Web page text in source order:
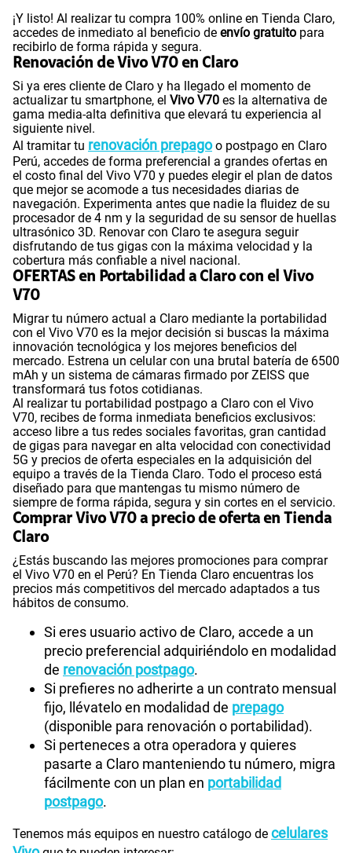
¡Y listo! Al realizar tu compra 100% online en Tienda Claro,
accedes de inmediato al beneficio de envío gratuito para
recibirlo de forma rápida y segura.
Renovación de Vivo V70 en Claro
Si ya eres cliente de Claro y ha llegado el momento de
actualizar tu smartphone, el Vivo V70 es la alternativa de
gama media-alta definitiva que elevará tu experiencia al
siguiente nivel.
Al tramitar tu renovación prepagoo postpago en Claro
Perú, accedes de forma preferencial a grandes ofertas en
el costo final del Vivo V70 y puedes elegir el plan de datos
que mejor se acomode a tus necesidades diarias de
navegación. Experimenta antes que nadie la fluidez de su
procesador de 4 nm y la seguridad de su sensor de huellas
ultrasónico 3D. Renovar con Claro te asegura seguir
disfrutando de tus gigas con la máxima velocidad y la
cobertura más confiable a nivel nacional.
OFERTAS en Portabilidad a Claro con el Vivo
V70
Migrar tu número actual a Claro mediante la portabilidad
con el Vivo V70 es la mejor decisión si buscas la máxima
innovación tecnológica y los mejores beneficios del
mercado. Estrena un celular con una brutal batería de 6500
mAh y un sistema de cámaras firmado por ZEISS que
transformará tus fotos cotidianas.
Al realizar tu portabilidad postpago a Claro con el Vivo
V70, recibes de forma inmediata beneficios exclusivos:
acceso libre a tus redes sociales favoritas, gran cantidad
de gigas para navegar en alta velocidad con conectividad
5G y precios de oferta especiales en la adquisición del
equipo a través de la Tienda Claro. Todo el proceso está
diseñado para que mantengas tu mismo número de
siempre de forma rápida, segura y sin cortes en el servicio.
Comprar Vivo V70 a precio de oferta en Tienda
Claro
¿Estás buscando las mejores promociones para comprar
el Vivo V70 en el Perú? En Tienda Claro encuentras los
precios más competitivos del mercado adaptados a tus
hábitos de consumo.
Si eres usuario activo de Claro, accede a un
precio preferencial adquiriéndolo en modalidad
de renovación postpago.
Si prefieres no adherirte a un contrato mensual
fijo, llévatelo en modalidad de prepago
(disponible para renovación o portabilidad).
Si perteneces a otra operadora y quieres
pasarte a Claro manteniendo tu número, migra
fácilmente con un plan en portabilidad
postpago.
Tenemos más equipos en nuestro catálogo de celulares